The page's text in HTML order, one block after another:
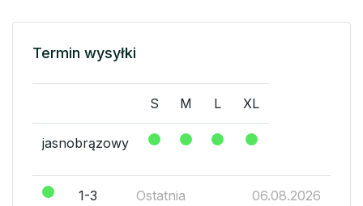
Termin wysyłki
S M L XL
jasnobrązowy
1-3
Ostatnia
06.08.2026